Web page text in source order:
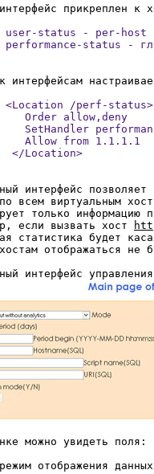
user-status - per-host
performance-status -
<Location /perf-status>
Order allow,deny
SetHandler
Allow from 1.1.1.1
</Location>
интерфейс
всем виртуальным
только информацию
если вызвать хост
статистика будет
отображаться не
можно увидеть поля:
отображения